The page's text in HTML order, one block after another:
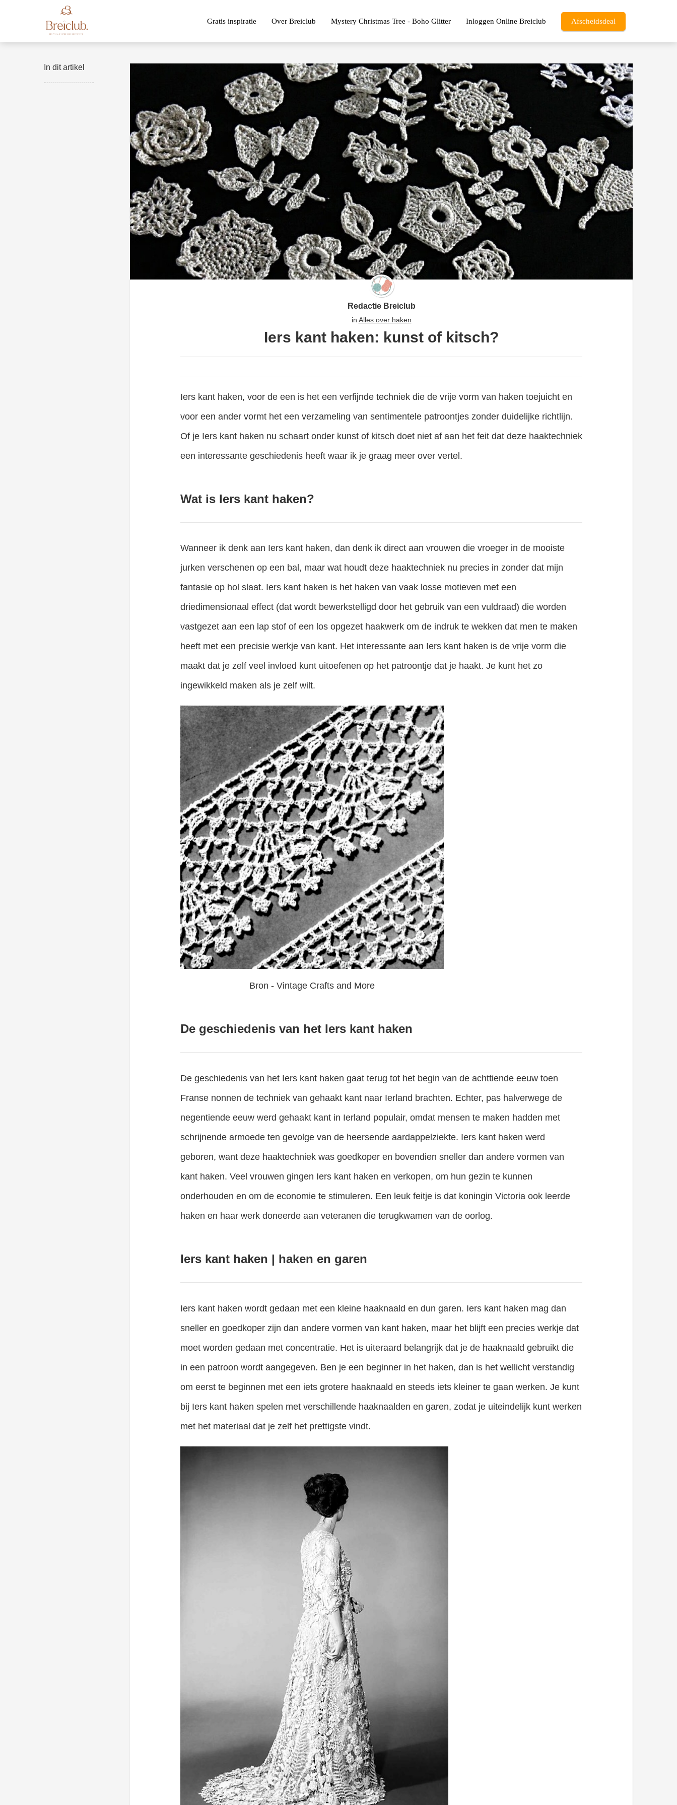
Gratis inspiratie Over Breiclub Mystery Christmas Tree - Boho Glitter Inloggen Online Breiclub Afscheidsdeal
In dit artikel
Redactie Breiclub
in Alles over haken
Iers kant haken: kunst of kitsch?
Iers kant haken, voor de een is het een verfijnde techniek die de vrije vorm van haken toejuicht en
voor een ander vormt het een verzameling van sentimentele patroontjes zonder duidelijke richtlijn.
Of je Iers kant haken nu schaart onder kunst of kitsch doet niet af aan het feit dat deze haaktechniek
een interessante geschiedenis heeft waar ik je graag meer over vertel.
Wat is Iers kant haken?
Wanneer ik denk aan Iers kant haken, dan denk ik direct aan vrouwen die vroeger in de mooiste
jurken verschenen op een bal, maar wat houdt deze haaktechniek nu precies in zonder dat mijn
fantasie op hol slaat. Iers kant haken is het haken van vaak losse motieven met een
driedimensionaal effect (dat wordt bewerkstelligd door het gebruik van een vuldraad) die worden
vastgezet aan een lap stof of een los opgezet haakwerk om de indruk te wekken dat men te maken
heeft met een precisie werkje van kant. Het interessante aan Iers kant haken is de vrije vorm die
maakt dat je zelf veel invloed kunt uitoefenen op het patroontje dat je haakt. Je kunt het zo
ingewikkeld maken als je zelf wilt.
Bron - Vintage Crafts and More
De geschiedenis van het Iers kant haken
De geschiedenis van het Iers kant haken gaat terug tot het begin van de achttiende eeuw toen
Franse nonnen de techniek van gehaakt kant naar Ierland brachten. Echter, pas halverwege de
negentiende eeuw werd gehaakt kant in Ierland populair, omdat mensen te maken hadden met
schrijnende armoede ten gevolge van de heersende aardappelziekte. Iers kant haken werd
geboren, want deze haaktechniek was goedkoper en bovendien sneller dan andere vormen van
kant haken. Veel vrouwen gingen Iers kant haken en verkopen, om hun gezin te kunnen
onderhouden en om de economie te stimuleren. Een leuk feitje is dat koningin Victoria ook leerde
haken en haar werk doneerde aan veteranen die terugkwamen van de oorlog.
Iers kant haken | haken en garen
Iers kant haken wordt gedaan met een kleine haaknaald en dun garen. Iers kant haken mag dan
sneller en goedkoper zijn dan andere vormen van kant haken, maar het blijft een precies werkje dat
moet worden gedaan met concentratie. Het is uiteraard belangrijk dat je de haaknaald gebruikt die
in een patroon wordt aangegeven. Ben je een beginner in het haken, dan is het wellicht verstandig
om eerst te beginnen met een iets grotere haaknaald en steeds iets kleiner te gaan werken. Je kunt
bij Iers kant haken spelen met verschillende haaknaalden en garen, zodat je uiteindelijk kunt werken
met het materiaal dat je zelf het prettigste vindt.